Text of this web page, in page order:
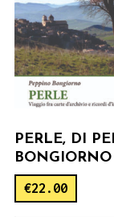
PERLE, DI
BONGIORNO
€22.00